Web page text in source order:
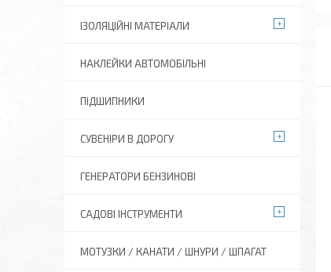
ІЗОЛЯЦІЙНІ МАТЕРІАЛИ
НАКЛЕЙКИ АВТОМОБІЛЬНІ
ПІДШИПНИКИ
СУВЕНІРИ В ДОРОГУ
ГЕНЕРАТОРИ БЕНЗИНОВІ
САДОВІ ІНСТРУМЕНТИ
МОТУЗКИ / КАНАТИ / ШНУРИ / ШПАГАТ